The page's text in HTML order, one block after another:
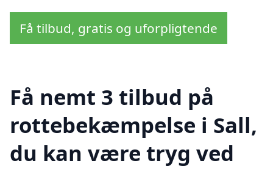
Få tilbud, gratis og uforpligtende
Få nemt 3 tilbud på
rottebekæmpelse i Sall,
du kan være tryg ved